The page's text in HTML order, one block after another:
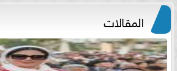
المقالات